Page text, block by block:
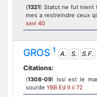
(1321) Statut ne fut nient
mes a restreindre ceux
xxvi 40
GROS 1 A. S. S.F.
Citations:
(1308-09) Issi est le
sourde YBB Ed II ii 72